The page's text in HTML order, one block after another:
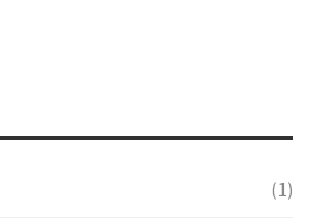
(1)